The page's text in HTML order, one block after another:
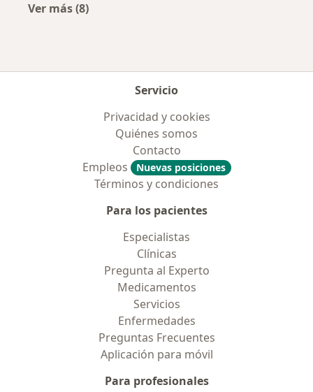
Ver más (8)
Servicio
Privacidad y cookies
Quiénes somos
Contacto
Empleos
Nuevas posiciones
Términos y condiciones
Para los pacientes
Especialistas
Clínicas
Pregunta al Experto
Medicamentos
Servicios
Enfermedades
Preguntas Frecuentes
Aplicación para móvil
Para profesionales